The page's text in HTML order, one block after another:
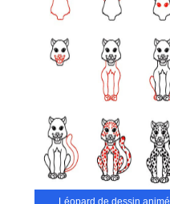
Léopard de dessin animé